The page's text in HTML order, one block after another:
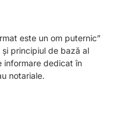
este un om puternic”
principiul de bază al
informare dedicat în
notariale.